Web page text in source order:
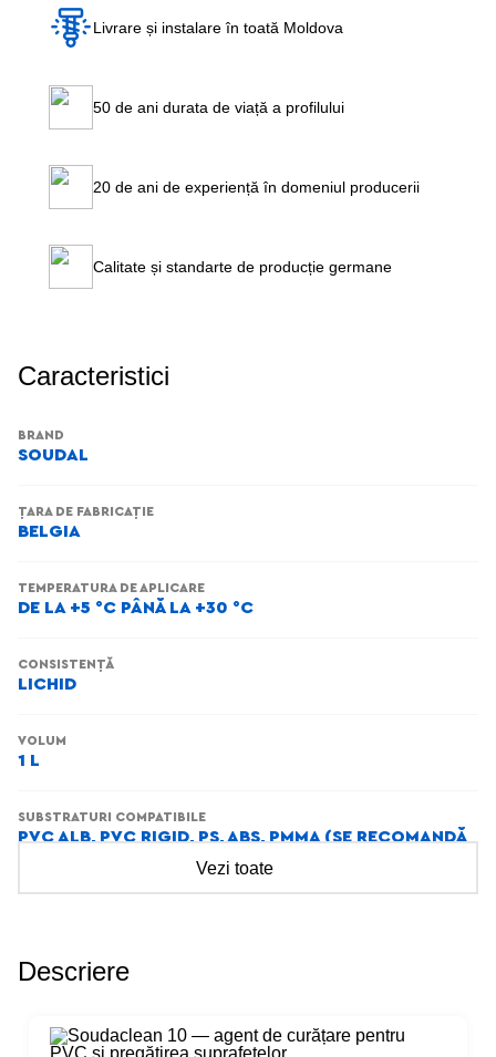
Livrare și instalare în toată Moldova
50 de ani durata de viață a profilului
20 de ani de experiență în domeniul producerii
Calitate și standarte de producție germane
Caracteristici
BRAND
SOUDAL
ȚARA DE FABRICAȚIE
BELGIA
TEMPERATURA DE APLICARE
DE LA +5 °C PÂNĂ LA +30 °C
CONSISTENȚĂ
LICHID
VOLUM
1 L
SUBSTRATURI COMPATIBILE
PVC ALB, PVC RIGID, PS, ABS, PMMA (SE RECOMANDĂ
VERIFICAREA COMPATIBILITĂȚII ÎNAINTE DE
Vezi toate
Descriere